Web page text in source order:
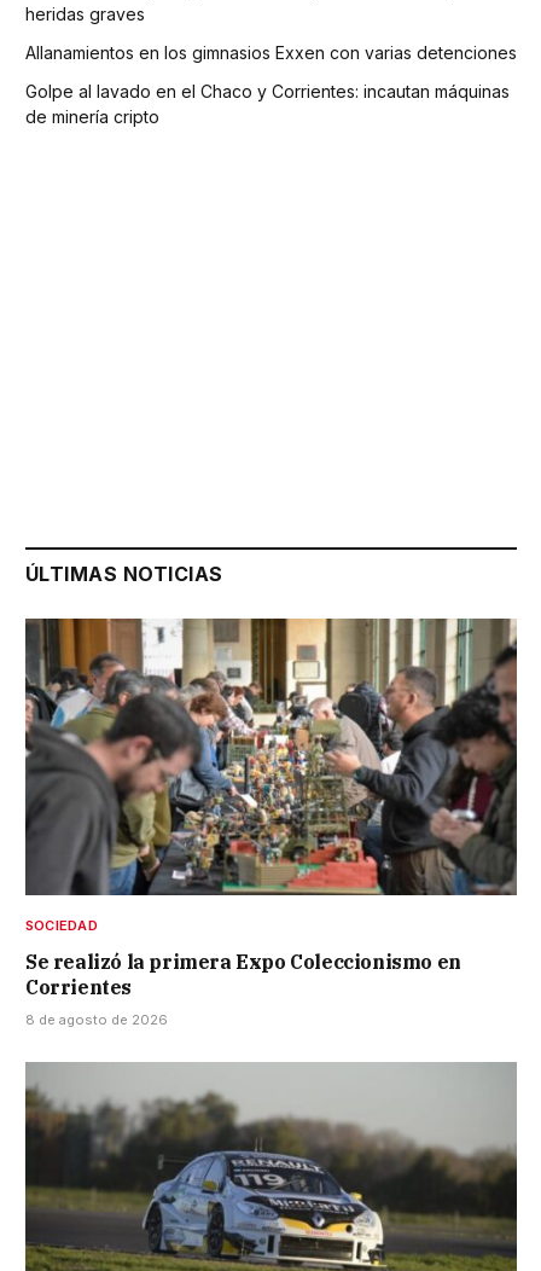
heridas graves
Allanamientos en los gimnasios Exxen con varias detenciones
Golpe al lavado en el Chaco y Corrientes: incautan máquinas
de minería cripto
ÚLTIMAS NOTICIAS
SOCIEDAD
Se realizó la primera Expo Coleccionismo en
Corrientes
8 de agosto de 2026